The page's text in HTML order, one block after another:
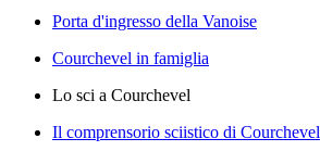
Porta d'ingresso della Vanoise
Courchevel in famiglia
Lo sci a Courchevel
Il comprensorio sciistico di Courchevel